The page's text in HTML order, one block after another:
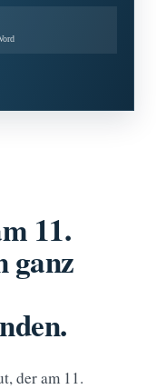
11.
ganz
der am 11.